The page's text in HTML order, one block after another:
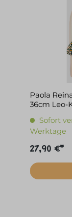
Paola
36cm Leo-
Sofort
Werktage
27,90 €*